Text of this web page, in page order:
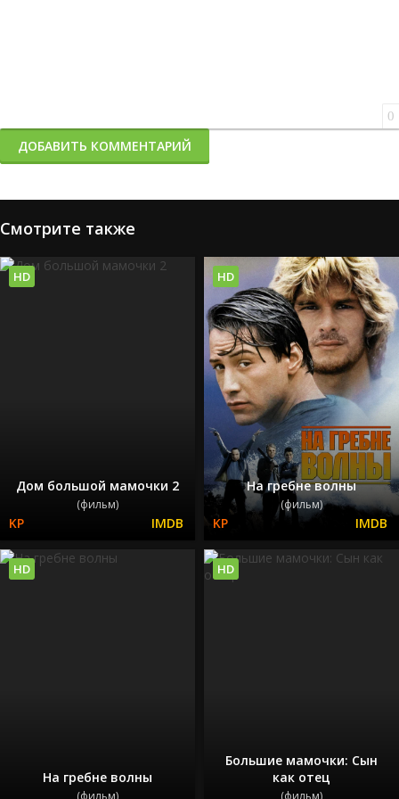
0
ДОБАВИТЬ КОММЕНТАРИЙ
Смотрите также
Дом большой мамочки 2
(фильм)
HD
На гребне волны
(фильм)
HD
На гребне волны
(фильм)
HD
Большие мамочки: Сын
как отец
(фильм)
HD